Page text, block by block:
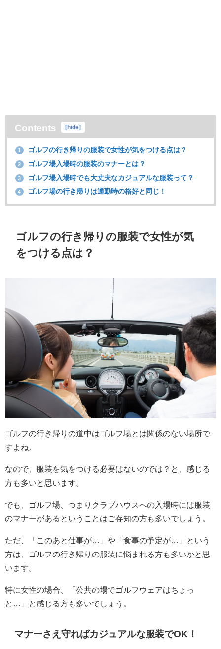
Contents [hide]
1 ゴルフの行き帰りの服装で女性が気をつける点は？
2 ゴルフ場入場時の服装のマナーとは？
3 ゴルフ場入場時でも大丈夫なカジュアルな服装って？
4 ゴルフ場の行き帰りは通勤時の格好と同じ！
ゴルフの行き帰りの服装で女性が気
をつける点は？
ゴルフの行き帰りの道中はゴルフ場とは関係のない場所で
すよね。
なので、服装を気をつける必要はないのでは？と、感じる
方も多いと思います。
でも、ゴルフ場、つまりクラブハウスへの入場時には服装
のマナーがあるということはご存知の方も多いでしょう。
ただ、「このあと仕事が…」や「食事の予定が…」という
方は、ゴルフの行き帰りの服装に悩まれる方も多いかと思
います。
特に女性の場合、「公共の場でゴルフウェアはちょっ
と…」と感じる方も多いでしょう。
マナーさえ守ればカジュアルな服装でOK！